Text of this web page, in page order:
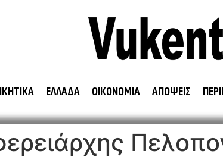
ΕΛΛΑΔΑ ΟΙΚΟΝΟΜΙΑ ΑΠΟΨΕΙΣ